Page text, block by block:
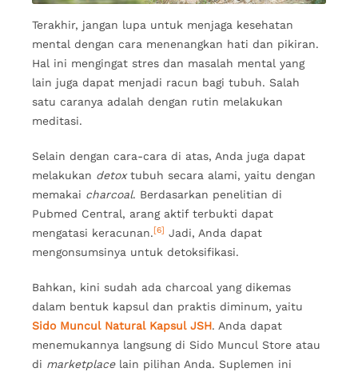
Terakhir, jangan lupa untuk menjaga kesehatan
mental dengan cara menenangkan hati dan pikiran.
Hal ini mengingat stres dan masalah mental yang
lain juga dapat menjadi racun bagi tubuh. Salah
satu caranya adalah dengan rutin melakukan
meditasi.
Selain dengan cara-cara di atas, Anda juga dapat
melakukan detoxtubuh secara alami, yaitu dengan
memakai charcoal. Berdasarkan penelitian di
Pubmed Central, arang aktif terbukti dapat
mengatasi keracunan.[6] Jadi, Anda dapat
mengonsumsinya untuk detoksifikasi.
Bahkan, kini sudah ada charcoal yang dikemas
dalam bentuk kapsul dan praktis diminum, yaitu
Sido Muncul Natural Kapsul JSH. Anda dapat
menemukannya langsung di Sido Muncul Store atau
di marketplacelain pilihan Anda. Suplemen ini